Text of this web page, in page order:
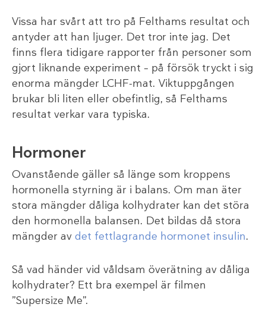
Vissa har svårt att tro på Felthams resultat och
antyder att han ljuger. Det tror inte jag. Det
finns flera tidigare rapporter från personer som
gjort liknande experiment – på försök tryckt i sig
enorma mängder LCHF-mat. Viktuppgången
brukar bli liten eller obefintlig, så Felthams
resultat verkar vara typiska.
Hormoner
Ovanstående gäller så länge som kroppens
hormonella styrning är i balans. Om man äter
stora mängder dåliga kolhydrater kan det störa
den hormonella balansen. Det bildas då stora
mängder av det fettlagrande hormonet insulin.
Så vad händer vid våldsam överätning av dåliga
kolhydrater? Ett bra exempel är filmen
”Supersize Me”.